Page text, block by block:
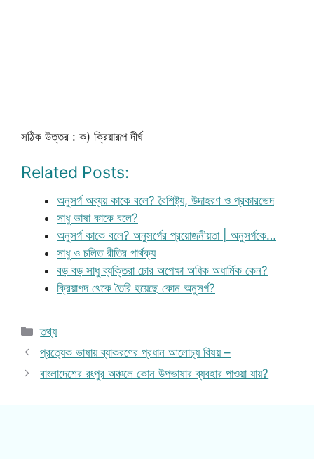
সঠিক উত্তর : ক) ক্রিয়ারূপ দীর্ঘ
Related Posts:
অনুসর্গ অব্যয় কাকে বলে? বৈশিষ্ট্য, উদাহরণ ও প্রকারভেদ
সাধু ভাষা কাকে বলে?
অনুসর্গ কাকে বলে? অনুসর্গের প্রয়োজনীয়তা | অনুসর্গকে…
সাধু ও চলিত রীতির পার্থক্য
বড় বড় সাধু ব্যক্তিরা চোর অপেক্ষা অধিক অধার্মিক কেন?
ক্রিয়াপদ থেকে তৈরি হয়েছে কোন অনুসর্গ?
Categories
তথ্য
প্রত্যেক ভাষায় ব্যাকরণের প্রধান আলোচ্য বিষয় –
বাংলাদেশের রংপুর অঞ্চলে কোন উপভাষার ব্যবহার পাওয়া যায়?